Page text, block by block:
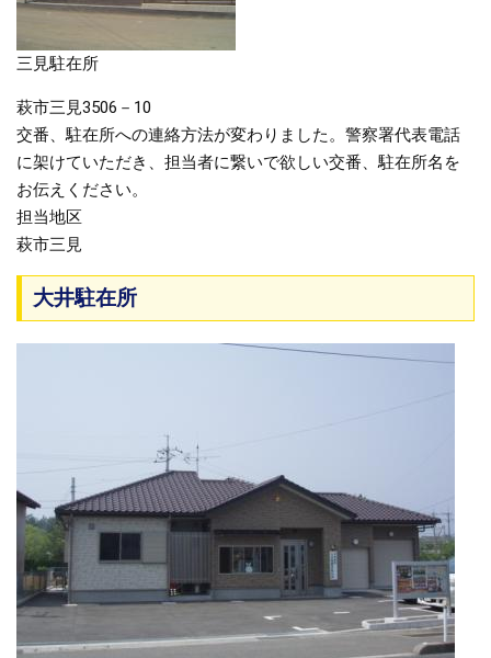
三見駐在所
萩市三見3506－10
交番、駐在所への連絡方法が変わりました。警察署代表電話
に架けていただき、担当者に繋いで欲しい交番、駐在所名を
お伝えください。
担当地区
萩市三見
大井駐在所